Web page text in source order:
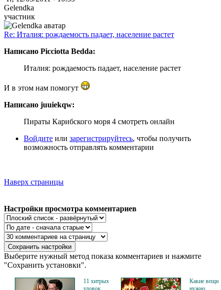
Gelendka
участник
Re: Италия: рождаемость падает, население растет
Написано Picciotta Bedda:
Италия: рождаемость падает, население растет
И в этом нам помогут
Написано juuiekqw:
Пираты Карибского моря 4 смотреть онлайн
Войдите или зарегистрируйтесь, чтобы получить
возможность отправлять комментарии
Наверх страницы
Настройки просмотра комментариев
Выберите нужный метод показа комментариев и нажмите
"Сохранить установки".
11 хитрых
уловок,
Какие вещи
нужно